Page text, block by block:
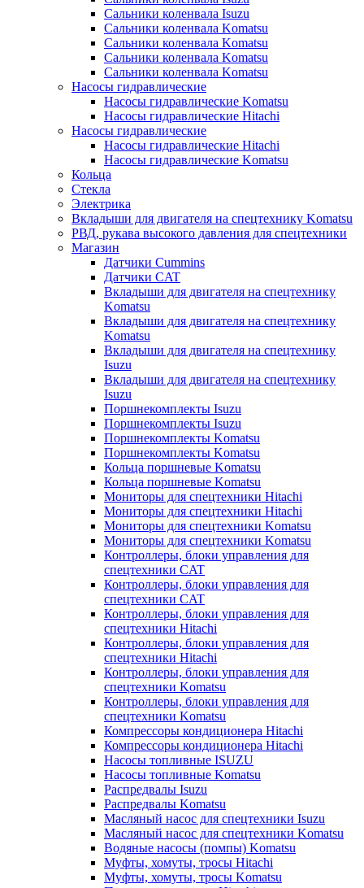
Сальники коленвала Isuzu
Сальники коленвала Komatsu
Сальники коленвала Komatsu
Сальники коленвала Komatsu
Сальники коленвала Komatsu
Насосы гидравлические
Насосы гидравлические Komatsu
Насосы гидравлические Hitachi
Насосы гидравлические
Насосы гидравлические Hitachi
Насосы гидравлические Komatsu
Кольца
Стекла
Электрика
Вкладыши для двигателя на спецтехнику Komatsu
РВД, рукава высокого давления для спецтехники
Магазин
Датчики Cummins
Датчики CAT
Вкладыши для двигателя на спецтехнику
Komatsu
Вкладыши для двигателя на спецтехнику
Komatsu
Вкладыши для двигателя на спецтехнику
Isuzu
Вкладыши для двигателя на спецтехнику
Isuzu
Поршнекомплекты Isuzu
Поршнекомплекты Isuzu
Поршнекомплекты Komatsu
Поршнекомплекты Komatsu
Кольца поршневые Komatsu
Кольца поршневые Komatsu
Мониторы для спецтехники Hitachi
Мониторы для спецтехники Hitachi
Мониторы для спецтехники Komatsu
Мониторы для спецтехники Komatsu
Контроллеры, блоки управления для
спецтехники CAT
Контроллеры, блоки управления для
спецтехники CAT
Контроллеры, блоки управления для
спецтехники Hitachi
Контроллеры, блоки управления для
спецтехники Hitachi
Контроллеры, блоки управления для
спецтехники Komatsu
Контроллеры, блоки управления для
спецтехники Komatsu
Компрессоры кондиционера Hitachi
Компрессоры кондиционера Hitachi
Насосы топливные ISUZU
Насосы топливные Komatsu
Распредвалы Isuzu
Распредвалы Komatsu
Масляный насос для спецтехники Isuzu
Масляный насос для спецтехники Komatsu
Водяные насосы (помпы) Komatsu
Муфты, хомуты, тросы Hitachi
Муфты, хомуты, тросы Komatsu